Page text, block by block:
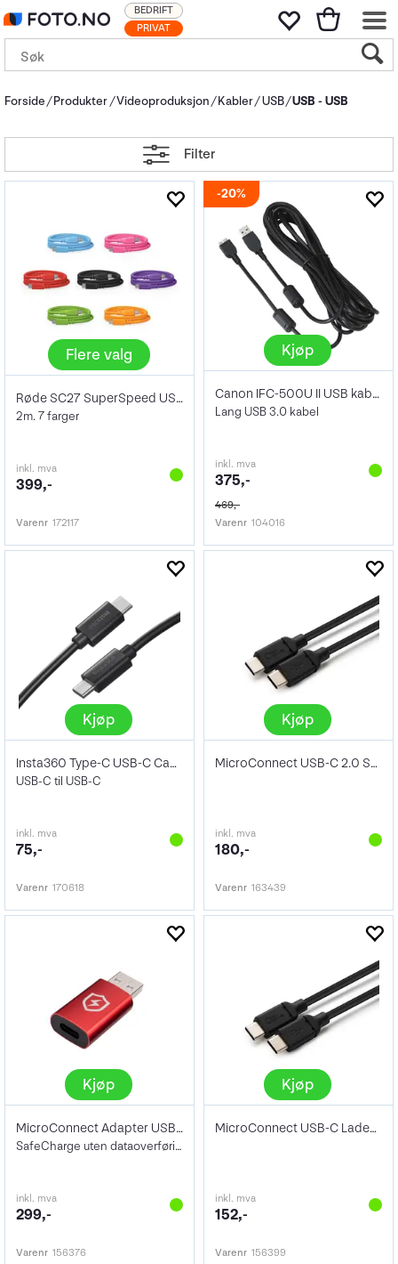
PRIVAT
BEDRIFT
Forside Produkter Videoproduksjon Kabler USB USB - USB
Filter
Flere valg
Røde SC27 SuperSpeed USB-C to USB-C 2m
2m. 7 farger
inkl. mva
399,-
Varenr 172117
20%
Kjøp
Canon IFC-500U II USB kabel 4,6 meter
Lang USB 3.0 kabel
inkl. mva
375,-
469,-
Varenr 104016
Kjøp
Insta360 Type-C USB-C Cable
USB-C til USB-C
inkl. mva
75,-
Varenr 170618
Kjøp
MicroConnect USB-C 2.0 Sort 2m
inkl. mva
180,-
Varenr 163439
Kjøp
MicroConnect Adapter USB-A til C
SafeCharge uten dataoverføring
inkl. mva
299,-
Varenr 156376
Kjøp
MicroConnect USB-C Ladekabel Sort 1m
inkl. mva
152,-
Varenr 156399